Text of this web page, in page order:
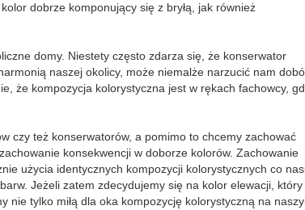
dobrze komponujący się z bryłą, jak również
domy. Niestety często zdarza się, że konserwator
naszej okolicy, może niemalże narzucić nam
że kompozycja kolorystyczna jest w rękach fachowcy,
czy też konserwatorów, a pomimo to chcemy zachować
konsekwencji w doborze kolorów. Zachowanie
użycia identycznych kompozycji kolorystycznych co
Jeżeli zatem zdecydujemy się na kolor elewacji, który
nie tylko miłą dla oka kompozycję kolorystyczną na